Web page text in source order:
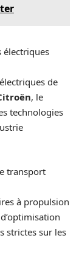
électriques
de
, le
technologies
transport
à propulsion
strictes sur les